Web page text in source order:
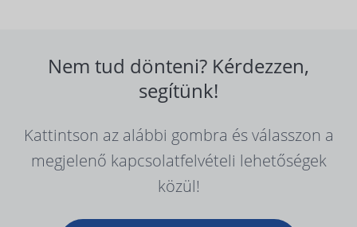
Nem tud dönteni? Kérdezzen,
segítünk!
Kattintson az alábbi gombra és válasszon a
megjelenő kapcsolatfelvételi lehetőségek
közül!